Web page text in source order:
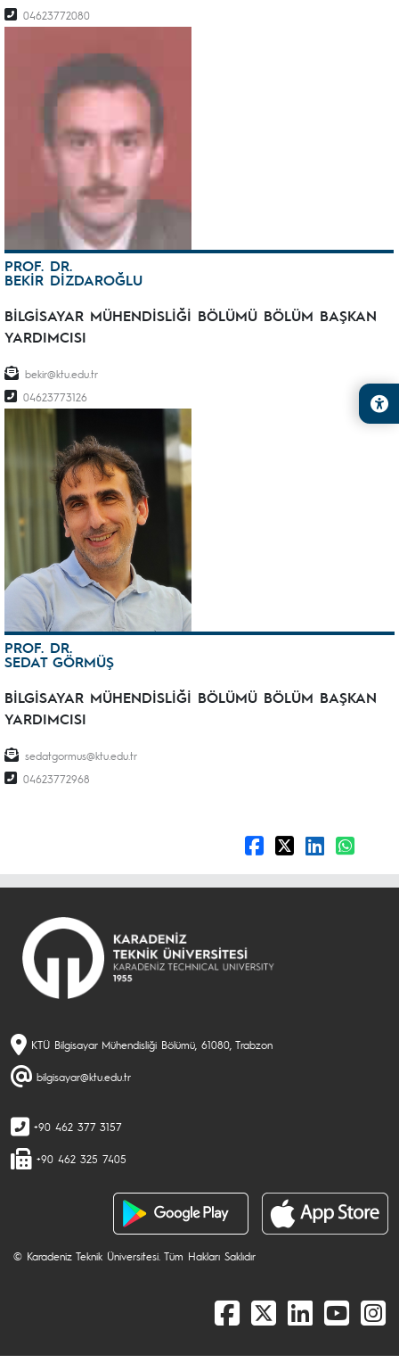
04623772080
PROF. DR.
BEKİR DİZDAROĞLU
BİLGİSAYAR MÜHENDİSLİĞİ BÖLÜMÜ BÖLÜM BAŞKAN
YARDIMCISI
bekir@ktu.edu.tr
04623773126
PROF. DR.
SEDAT GÖRMÜŞ
BİLGİSAYAR MÜHENDİSLİĞİ BÖLÜMÜ BÖLÜM BAŞKAN
YARDIMCISI
sedatgormus@ktu.edu.tr
04623772968
KTÜ Bilgisayar Mühendisliği Bölümü, 61080, Trabzon
bilgisayar@ktu.edu.tr
+90 462 377 3157
+90 462 325 7405
© Karadeniz Teknik Üniversitesi. Tüm Hakları Saklıdır